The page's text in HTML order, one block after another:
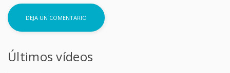
Últimos vídeos